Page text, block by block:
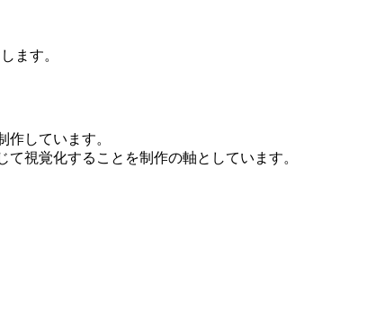
ます。
しています。
視覚化することを制作の軸としています。